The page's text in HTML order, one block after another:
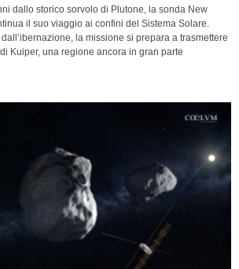
dallo storico sorvolo di Plutone, la sonda New
il suo viaggio ai confini del Sistema Solare.
la missione si prepara a trasmettere
Kuiper, una regione ancora in gran parte